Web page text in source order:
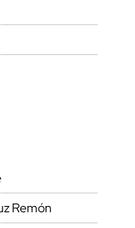
Remón